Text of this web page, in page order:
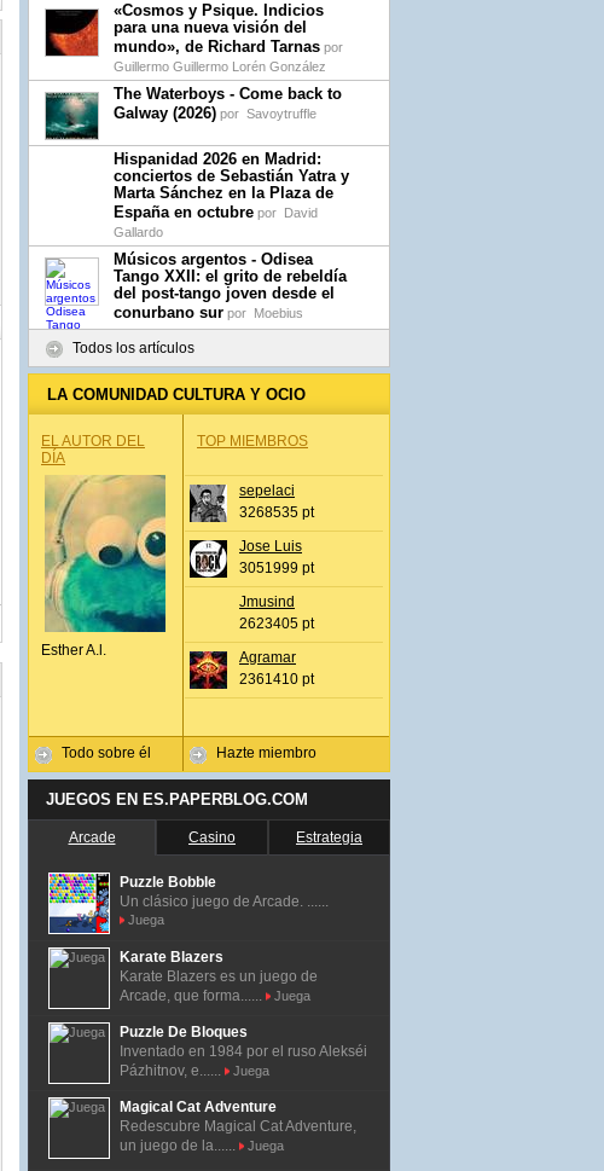
«Cosmos y Psique. Indicios
para una nueva visión del
mundo», de Richard Tarnas por
Guillermo Guillermo Lorén González
The Waterboys - Come back to
Galway (2026) por Savoytruffle
Hispanidad 2026 en Madrid:
conciertos de Sebastián Yatra y
Marta Sánchez en la Plaza de
España en octubre por David
Gallardo
Músicos argentos - Odisea
Tango XXII: el grito de rebeldía
del post-tango joven desde el
conurbano sur por Moebius
Todos los artículos
LA COMUNIDAD CULTURA Y OCIO
EL AUTOR DEL
DÍA
Esther A.l.
Todo sobre él
TOP MIEMBROS
sepelaci
3268535 pt
Jose Luis
3051999 pt
Jmusind
2623405 pt
Agramar
2361410 pt
Hazte miembro
JUEGOS EN ES.PAPERBLOG.COM
Arcade Casino Estrategia
Puzzle Bobble
Un clásico juego de Arcade. ......
Juega
Karate Blazers
Karate Blazers es un juego de
Arcade, que forma......
Juega
Puzzle De Bloques
Inventado en 1984 por el ruso Alekséi
Pázhitnov, e......
Juega
Magical Cat Adventure
Redescubre Magical Cat Adventure,
un juego de la......
Juega